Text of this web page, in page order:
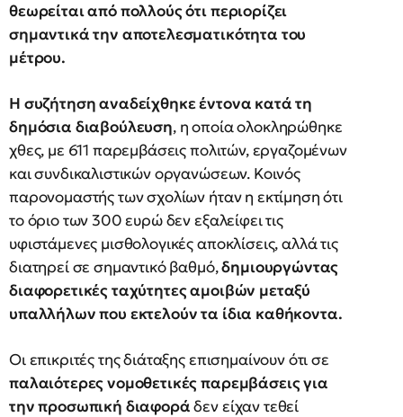
θεωρείται από πολλούς ότι περιορίζει
σημαντικά την αποτελεσματικότητα του
μέτρου.
Η συζήτηση αναδείχθηκε έντονα κατά τη
δημόσια διαβούλευση, η οποία ολοκληρώθηκε
χθες, με 611 παρεμβάσεις πολιτών, εργαζομένων
και συνδικαλιστικών οργανώσεων. Κοινός
παρονομαστής των σχολίων ήταν η εκτίμηση ότι
το όριο των 300 ευρώ δεν εξαλείφει τις
υφιστάμενες μισθολογικές αποκλίσεις, αλλά τις
διατηρεί σε σημαντικό βαθμό,δημιουργώντας
διαφορετικές ταχύτητες αμοιβών μεταξύ
υπαλλήλων που εκτελούν τα ίδια καθήκοντα.
Οι επικριτές της διάταξης επισημαίνουν ότι σε
παλαιότερες νομοθετικές παρεμβάσεις για
την προσωπική διαφοράδεν είχαν τεθεί